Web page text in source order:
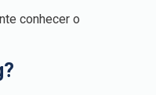
conhecer o